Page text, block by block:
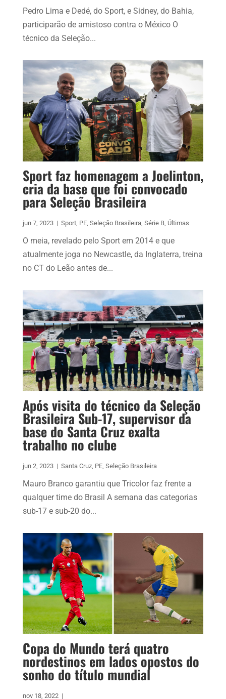
Pedro Lima e Dedé, do Sport, e Sidney, do Bahia,
participarão de amistoso contra o México O
técnico da Seleção...
Sport faz homenagem a Joelinton,
cria da base que foi convocado
para Seleção Brasileira
jun 7, 2023 | Sport, PE, Seleção Brasileira, Série B, Últimas
O meia, revelado pelo Sport em 2014 e que
atualmente joga no Newcastle, da Inglaterra, treina
no CT do Leão antes de...
Após visita do técnico da Seleção
Brasileira Sub-17, supervisor da
base do Santa Cruz exalta
trabalho no clube
jun 2, 2023 | Santa Cruz, PE, Seleção Brasileira
Mauro Branco garantiu que Tricolor faz frente a
qualquer time do Brasil A semana das categorias
sub-17 e sub-20 do...
Copa do Mundo terá quatro
nordestinos em lados opostos do
sonho do título mundial
nov 18, 2022 |